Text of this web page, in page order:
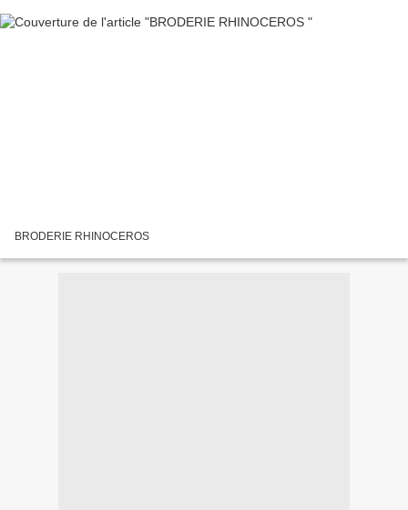
BRODERIE RHINOCEROS